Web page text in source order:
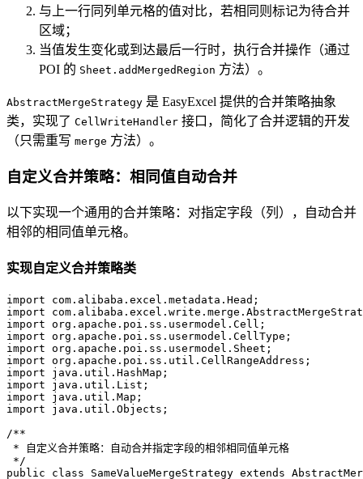
与上一行同列单元格的值对比，若相同则标记为待合并
区域；
当值发生变化或到达最后一行时，执行合并操作（通过
POI 的 Sheet.addMergedRegion 方法）。
AbstractMergeStrategy 是 EasyExcel 提供的合并策略抽象
类，实现了 CellWriteHandler 接口，简化了合并逻辑的开发
（只需重写 merge 方法）。
自定义合并策略：相同值自动合并
以下实现一个通用的合并策略：对指定字段（列），自动合并
相邻的相同值单元格。
实现自定义合并策略类
import
import
import
import
import
import
import
import
import
import java.util.Objects;
/**
* 自定义合并策略：自动合并指定字段的相邻相同值单元格
*/
public
class SameValueMergeStrategy extends